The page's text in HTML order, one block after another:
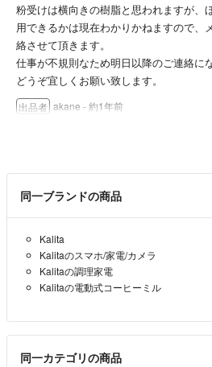
粉受けは横向きの樹脂と思われますが、
用できるかは現在わかりかねますので、
絡させて頂きます。
仕事が不規則なため明日以降のご連絡に
どうぞ宜しくお願い致します。
出品者 akane - 約1年前
すが、他にもカップを用意して受けとし
うか？
gfs210- 約1年前
同一ブランドの商品
Kalita
Kalitaのスマホ/家電/カメラ
Kalitaの調理家電
Kalitaの電動式コーヒーミル
同一カテゴリの商品